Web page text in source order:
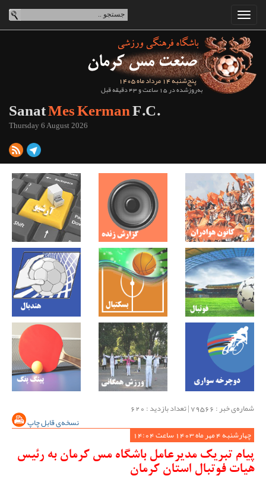
پنج‌شنبه 14 مرداد ماه 1405
به‌روزشده در 15 ساعت و 43 دقیقه قبل
SanatMes KermanF.C.
Thursday 6 August 2026
شماره‌ی خبر : ‌79566 | تعداد بازدید : 620
نسخه‌ی قابل چاپ
چهارشنبه 4 مهر ماه 1403 ساعت 14:04
پیام تبریک مدیرعامل باشگاه مس کرمان به رئیس
هیات فوتبال استان کرمان